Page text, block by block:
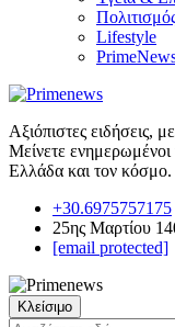
Lifestyle
Αξιόπιστες ειδήσεις,
Μείνετε ενημερωμένοι
Ελλάδα και τον κόσμο.
+30.6975757175
25ης Μαρτίου
[email protected]
Κλείσιμο